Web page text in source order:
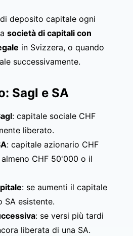
deposito capitale ogni
società di capitali con
in Svizzera, o quando
successivamente.
Sagl e SA
: capitale sociale CHF
liberato.
: capitale azionario CHF
CHF 50'000 o il
: se aumenti il capitale
SA esistente.
: se versi più tardi
liberata di una SA.